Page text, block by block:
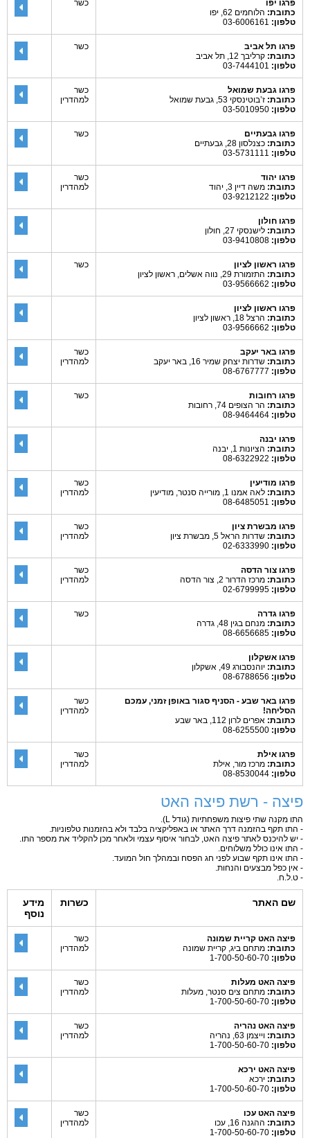
פרגו יפו
כתובת: הלוחמים 62, יפו
טלפון:
כשר
פרגו תל אביב
כתובת: קרליבך 12, תל אביב
טלפון:
כשר
פרגו גבעת שמואל
כתובת: ז’בוטינסקי 53, גבעת שמואל
טלפון:
כשר
למהדרין
פרגו גבעתיים
כתובת: כצנלסון 28, גבעתיים
טלפון:
כשר
פרגו יהוד
כתובת: משה דיין 3, יהוד
טלפון:
כשר
למהדרין
פרגו חולון
כתובת: לישנסקי 27, חולון
טלפון:
פרגו ראשון לציון
כתובת: התזמורת 29, נווה אשלים, ראשון לציון
טלפון:
כשר
פרגו ראשון לציון
כתובת: הרצל 18, ראשון לציון
טלפון:
פרגו באר יעקב
כתובת: שדרות יצחק שמיר 16, באר יעקב
טלפון:
כשר
למהדרין
פרגו רחובות
כתובת: הר הצופים 74, רחובות
טלפון:
כשר
פרגו יבנה
כתובת: הציונות 1, יבנה
טלפון:
פרגו מודיעין
כתובת: לאה אמנו 1, מורייה סנטר, מודיעין
טלפון:
כשר
למהדרין
פרגו מבשרת ציון
כתובת: שדרות הראל 5, מבשרת ציון
טלפון:
כשר
למהדרין
פרגו צור הדסה
כתובת: מרכז הדרור 2, צור הדסה
טלפון:
כשר
למהדרין
פרגו גדרה
כתובת: מנחם בגין 48, גדרה
טלפון:
כשר
פרגו אשקלון
כתובת: יוהנסבורג 49, אשקלון
טלפון:
פרגו באר שבע - הסניף סגור באופן זמני, עמכם
הסליחה!
כתובת: אפרים לרון 112, באר שבע
טלפון:
כשר
למהדרין
פרגו אילת
כתובת: מרכז מור, אילת
טלפון:
כשר
למהדרין
פיצה - רשת פיצה האט
התו מקנה שתי פיצות משפחתיות (גודל L).
- התו תקף בהזמנה דרך האתר או באפליקציה בלבד ולא בהזמנות טלפוניות.
- יש להיכנס לאתר פיצה האט, לבחור איסוף עצמי ולאחר מכן להקליד את מספר התו.
- התו אינו כולל משלוחים.
- התו אינו תקף שבוע לפני חג הפסח ובמהלך חול המועד.
- אין כפל מבצעים והנחות.
- ט.ל.ח.
שם האתר כשרות
מידע
נוסף
פיצה האט קריית שמונה
כתובת: מתחם ביג, קריית שמונה
טלפון:
כשר
למהדרין
פיצה האט מעלות
כתובת: מתחם צים סנטר, מעלות
טלפון:
כשר
למהדרין
פיצה האט נהריה
כתובת: וייצמן 63, נהריה
טלפון:
כשר
למהדרין
פיצה האט ירכא
כתובת: ירכא
טלפון:
פיצה האט עכו
כתובת: ההגנה 16, עכו
טלפון:
כשר
למהדרין